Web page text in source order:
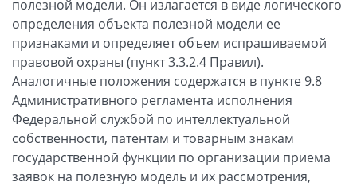
полезной модели. Он излагается в виде логического
определения объекта полезной модели ее
признаками и определяет объем испрашиваемой
правовой охраны (пункт 3.3.2.4 Правил).
Аналогичные положения содержатся в пункте 9.8
Административного регламента исполнения
Федеральной службой по интеллектуальной
собственности, патентам и товарным знакам
государственной функции по организации приема
заявок на полезную модель и их рассмотрения,